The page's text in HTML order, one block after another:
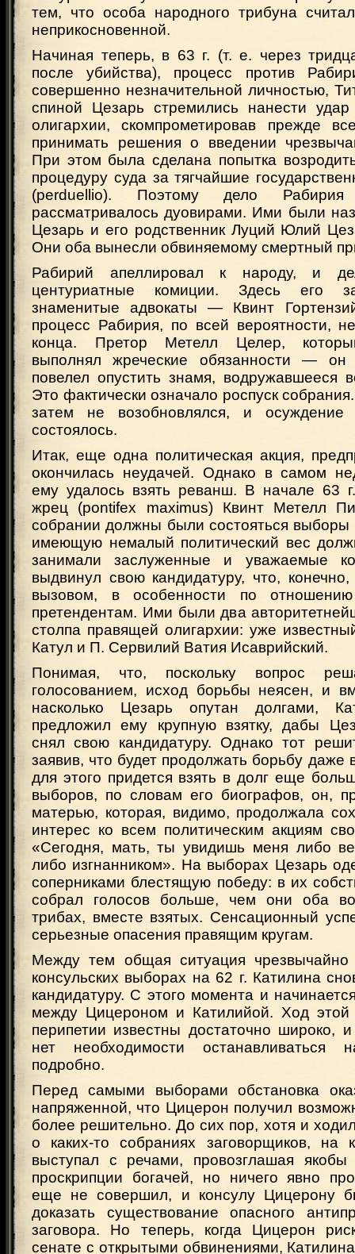
тем, что особа народного трибуна
неприкосновенной.
Начиная теперь, в 63 г. (т. е. через
после убийства), процесс против
совершенно незначительной личностью,
спиной Цезарь стремились нанести
олигархии, скомпрометировав прежде
принимать решения о введении
При этом была сделана попытка
процедуру суда за тягчайшие
(perduellio). Поэтому дело Рабирия
рассматривалось дуовирами. Ими были
Цезарь и его родственник Луций Юлий
Они оба вынесли обвиняемому смертный
Рабирий апеллировал к народу, и
центуриатные комиции. Здесь его
знаменитые адвокаты — Квинт
процесс Рабирия, по всей вероятности,
конца. Претор Метелл Целер,
выполнял жреческие обязанности —
повелел опустить знамя, водружавшееся
Это фактически означало роспуск
затем не возобновлялся, и
состоялось.
Итак, еще одна политическая акция,
окончилась неудачей. Однако в самом
ему удалось взять реванш. В начале 63
жрец (pontifex maximus) Квинт Метелл
собрании должны были состояться выборы
имеющую немалый политический вес
занимали заслуженные и уважаемые
выдвинул свою кандидатуру, что,
вызовом, в особенности по
претендентам. Ими были два
столпа правящей олигархии: уже
Катул и П. Сервилий Ватия Исаврийский.
Понимая, что, поскольку вопрос
голосованием, исход борьбы неясен, и
насколько Цезарь опутан долгами,
предложил ему крупную взятку, дабы
снял свою кандидатуру. Однако тот
заявив, что будет продолжать борьбу даже
для этого придется взять в долг еще
выборов, по словам его биографов, он,
матерью, которая, видимо, продолжала
интерес ко всем политическим акциям
«Сегодня, мать, ты увидишь меня либо
либо изгнанником». На выборах Цезарь
соперниками блестящую победу: в их
собрал голосов больше, чем они оба
трибах, вместе взятых. Сенсационный
серьезные опасения правящим кругам.
Между тем общая ситуация
консульских выборах на 62 г. Катилина
кандидатуру. С этого момента и
между Цицероном и Катилийой. Ход
перипетии известны достаточно широко,
нет необходимости
подробно.
Перед самыми выборами обстановка
напряженной, что Цицерон получил
более решительно. До сих пор, хотя и
о каких-то собраниях заговорщиков, на
выступал с речами, провозглашая
проскрипции богачей, но ничего явно
еще не совершил, и консулу Цицерону
доказать существование опасного
заговора. Но теперь, когда Цицерон
сенате с открытыми обвинениями,